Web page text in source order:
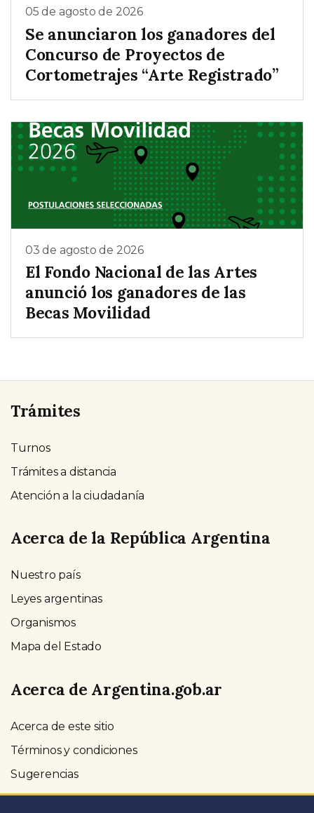
05 de agosto de 2026
Se anunciaron los ganadores del
Concurso de Proyectos de
Cortometrajes “Arte Registrado”
03 de agosto de 2026
El Fondo Nacional de las Artes
anunció los ganadores de las
Becas Movilidad
Trámites
Turnos
Trámites a distancia
Atención a la ciudadanía
Acerca de la República Argentina
Nuestro país
Leyes argentinas
Organismos
Mapa del Estado
Acerca de Argentina.gob.ar
Acerca de este sitio
Términos y condiciones
Sugerencias